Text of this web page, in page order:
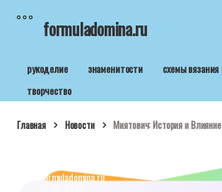
formuladomina.ru
рукоделие знаменитости схемы вязания
творчество
Главная Новости Миятович: История и Влияние
formuladomina.ru